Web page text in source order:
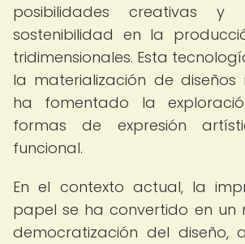
posibilidades creativas y
sostenibilidad en la
tridimensionales. Esta
la materialización de diseños
ha fomentado la
formas de expresión
funcional.
En el contexto actual, la
papel se ha convertido en un
democratización del diseño,